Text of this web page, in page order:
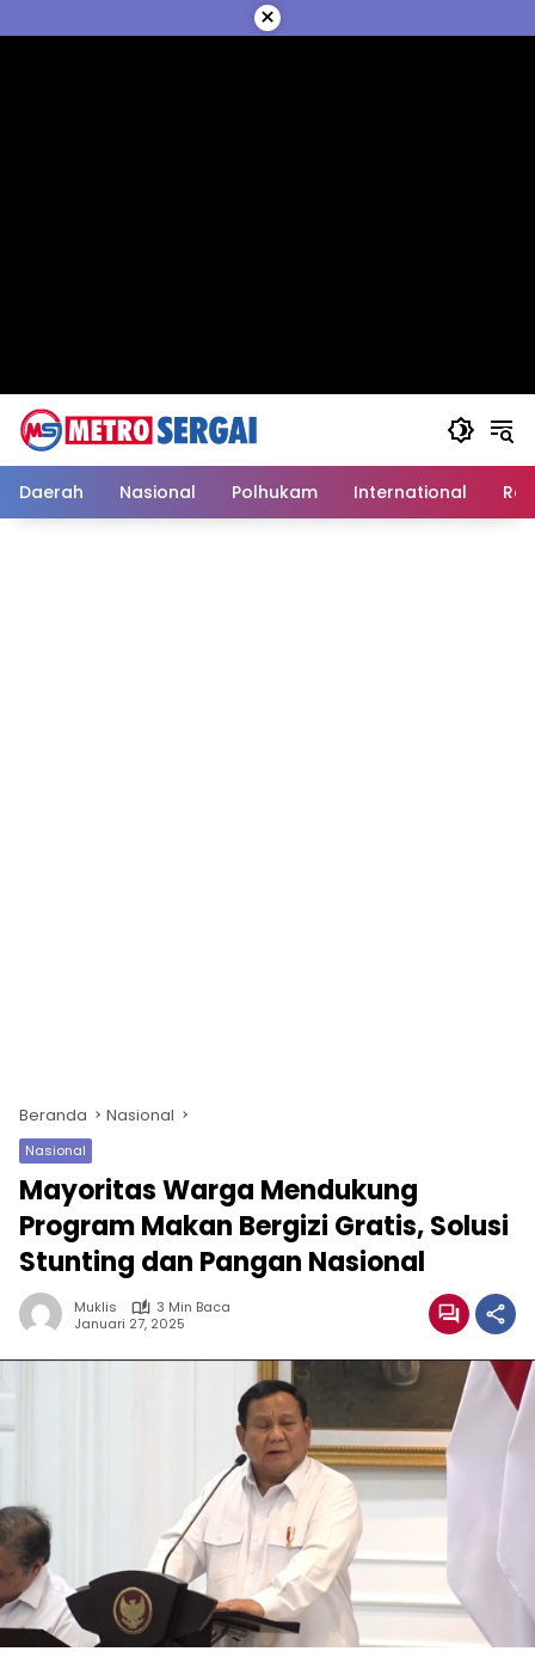
ke
×
Daerah Nasional Polhukam International
Beranda Nasional
Nasional
Mayoritas Warga Mendukung
Program Makan Bergizi Gratis, Solusi
Stunting dan Pangan Nasional
Muklis
3 Min Baca
Januari 27, 2025